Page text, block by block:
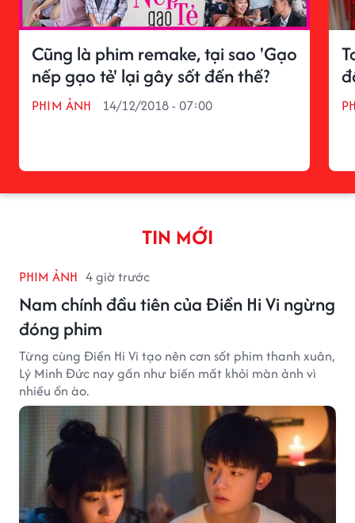
Cũng là phim remake, tại sao 'Gạo
nếp gạo tẻ' lại gây sốt đến thế?
PHIM ẢNH 14/12/2018 - 07:00
TIN MỚI
PHIM ẢNH 4 giờ trước
Nam chính đầu tiên của Điền Hi Vi ngừng
đóng phim
Từng cùng Điền Hi Vi tạo nên cơn sốt phim thanh xuân,
Lý Minh Đức nay gần như biến mất khỏi màn ảnh vì
nhiều ồn ào.